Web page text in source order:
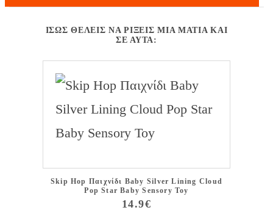
ΊΣΩΣ ΘΈΛΕΙΣ ΝΑ ΡΊΞΕΙΣ ΜΙΑ ΜΑΤΙΆ ΚΑΙ
ΣΕ ΑΥΤΆ:
Skip Hop Παιχνίδι Baby Silver Lining Cloud
Pop Star Baby Sensory Toy
14.9€